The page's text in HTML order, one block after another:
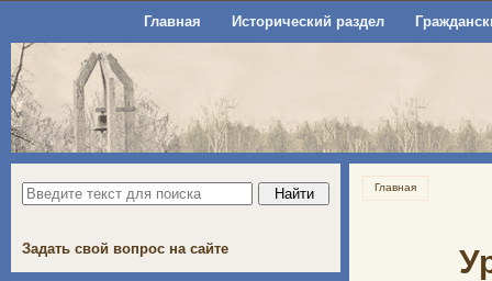
Главная Исторический раздел
Главная
Задать свой вопрос на сайте